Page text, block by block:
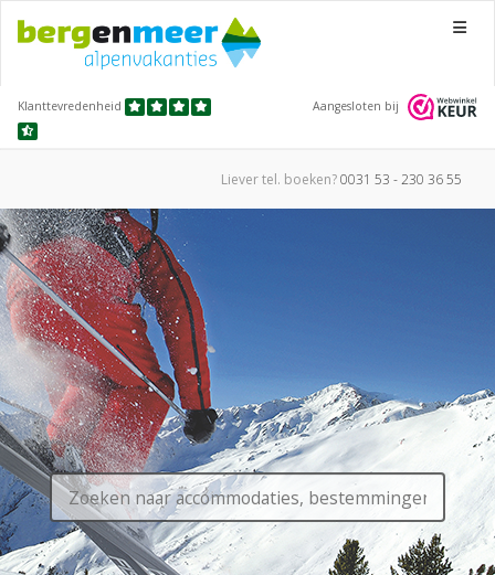
Menu
Klanttevredenheid Aangesloten bij
Liever tel. boeken?0031 53 - 230 36 55